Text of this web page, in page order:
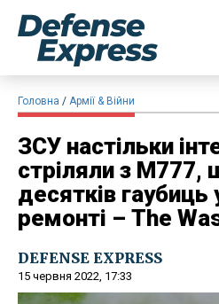
Головна Армії & Війни
ЗСУ настільки
стріляли з M777,
десятків
ремонті – The
DEFENSE EXPRESS
15 червня 2022, 17:33